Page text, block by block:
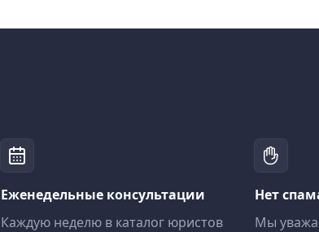
Еженедельные консультации
Каждую неделю в каталог юристов
Нет
Мы